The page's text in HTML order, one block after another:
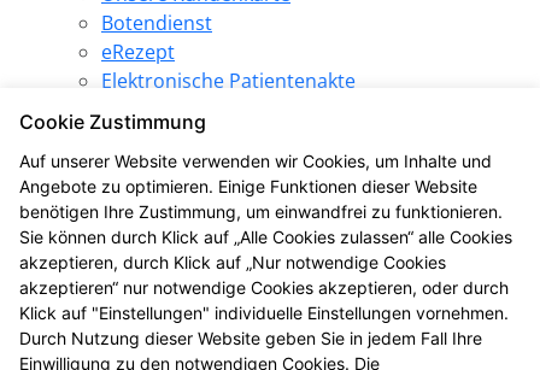
Botendienst
eRezept
Elektronische Patientenakte
Pharmazeutische Dienstleistungen
Angebote
SPARezept
Produkt des Monats
LINDA Gewinnspiel
LINDA Aktion
LINDA Eigenmarke
Gesundheitsthemen
LINDA Coupons
Cookie Zustimmung
Auf unserer Website verwenden wir Cookies, um Inhalte und
Angebote zu optimieren. Einige Funktionen dieser Website
benötigen Ihre Zustimmung, um einwandfrei zu funktionieren.
Sie können durch Klick auf „Alle Cookies zulassen“ alle Cookies
akzeptieren, durch Klick auf „Nur notwendige Cookies
akzeptieren“ nur notwendige Cookies akzeptieren, oder durch
Klick auf "Einstellungen" individuelle Einstellungen vornehmen.
Durch Nutzung dieser Website geben Sie in jedem Fall Ihre
Einwilligung zu den notwendigen Cookies. Die